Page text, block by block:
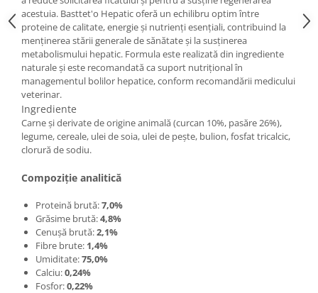
acestuia. Basttet'o Hepatic oferă un echilibru optim între
proteine de calitate, energie și nutrienți esențiali, contribuind la
menținerea stării generale de sănătate și la susținerea
metabolismului hepatic. Formula este realizată din ingrediente
naturale și este recomandată ca suport nutrițional în
managementul bolilor hepatice, conform recomandării medicului
veterinar.
Ingrediente
Carne și derivate de origine animală (curcan 10%, pasăre 26%),
legume, cereale, ulei de soia, ulei de pește, bulion, fosfat tricalcic,
clorură de sodiu.
Compoziție analitică
Proteină brută:7,0%
Grăsime brută:4,8%
Cenușă brută:2,1%
Fibre brute: 1,4%
Umiditate:75,0%
Calciu:0,24%
Fosfor:0,22%